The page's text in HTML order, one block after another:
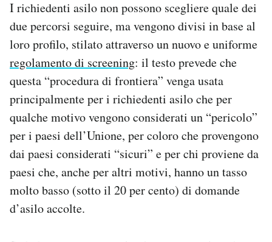
I richiedenti asilo non possono scegliere quale dei
due percorsi seguire, ma vengono divisi in base al
loro profilo, stilato attraverso un nuovo e uniforme
regolamento di screening: il testo prevede che
questa “procedura di frontiera” venga usata
principalmente per i richiedenti asilo che per
qualche motivo vengono considerati un “pericolo”
per i paesi dell’Unione, per coloro che provengono
dai paesi considerati “sicuri” e per chi proviene da
paesi che, anche per altri motivi, hanno un tasso
molto basso (sotto il 20 per cento) di domande
d’asilo accolte.